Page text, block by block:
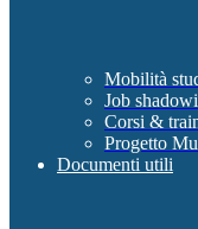
Mobilità
Job
Corsi &
Progetto
Documenti utili